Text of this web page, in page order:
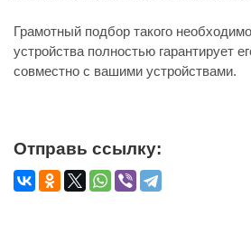
Грамотный подбор такого
устройства полностью гарантирует
совместно с вашими устройствами.
Отправь ссылку: